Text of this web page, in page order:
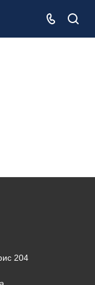
204